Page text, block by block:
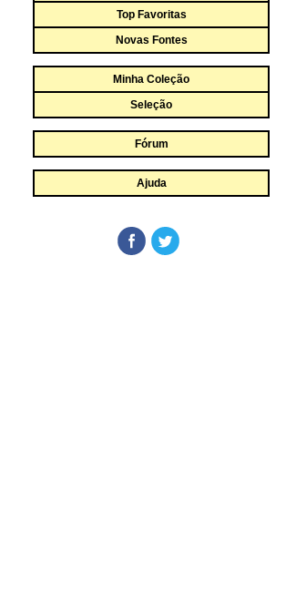
Top Favoritas
Novas Fontes
Minha Coleção
Seleção
Fórum
Ajuda